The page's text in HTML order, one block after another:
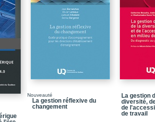
Nouveauté
La gestion réflexive du
changement
La gestion
diversité,
de
de travail